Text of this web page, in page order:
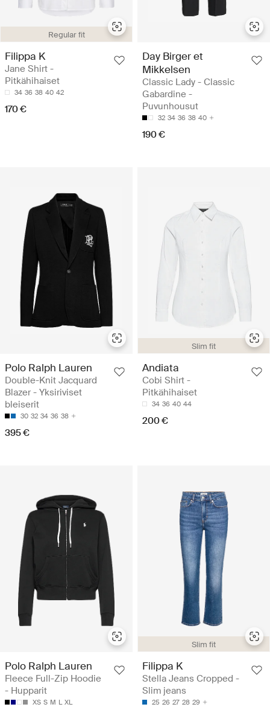
Regular fit
Filippa K
Jane Shirt -
Pitkähihaiset
34 36 38 40 42
170 €
Day Birger et
Mikkelsen
Classic Lady - Classic
Gabardine -
Puvunhousut
32 34 36 38 40
190 €
Polo Ralph Lauren
Double-Knit Jacquard
Blazer - Yksiriviset
bleiserit
30 32 34 36 38
395 €
Slim fit
Andiata
Cobi Shirt -
Pitkähihaiset
34 36 40 44
200 €
Polo Ralph Lauren
Fleece Full-Zip Hoodie
- Hupparit
XS S M L XL
Slim fit
Filippa K
Stella Jeans Cropped -
Slim jeans
25 26 27 28 29